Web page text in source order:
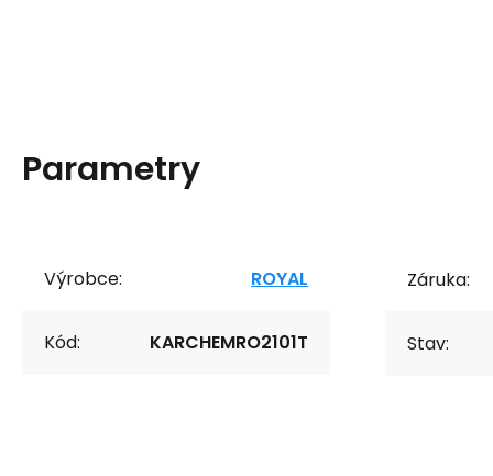
Parametry
Výrobce: ROYAL
Kód: KARCHEMRO2101T
Záruka:
Stav: